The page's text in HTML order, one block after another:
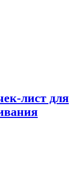
лист для